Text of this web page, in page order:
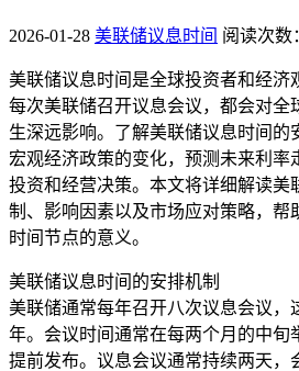
2026-01-28 美联储议息时间 阅读次数
美联储议息时间是全球投资者和经济
每次美联储召开议息会议，都会对全
生深远影响。了解美联储议息时间的
宏观经济政策的变化，预测未来利率
投资和经营决策。本文将详细解读美
制、影响因素以及市场应对策略，帮
时间节点的意义。
美联储议息时间的安排机制
美联储通常每年召开八次议息会议，
年。会议时间通常在每两个月的中旬
提前发布。议息会议通常持续两天，